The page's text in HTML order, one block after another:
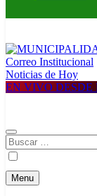
MUNICIPALIDAD
Construyendo una
Correo Institucional
Noticias de Hoy
EN VIVO DESDE
Buscar:
Menu